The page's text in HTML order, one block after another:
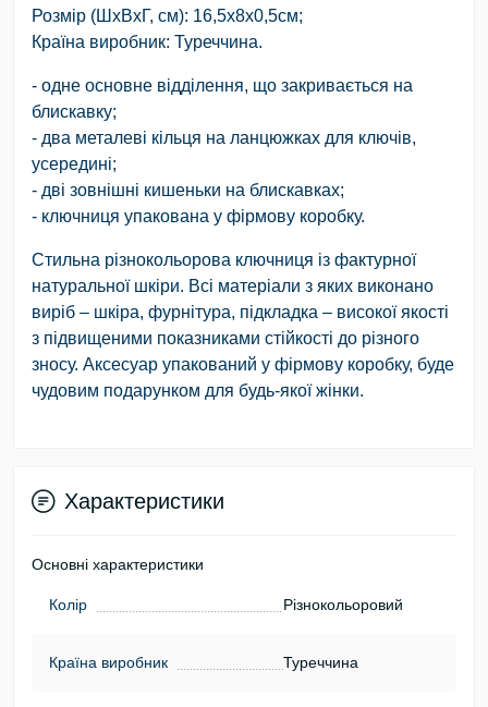
Розмір (ШхВхГ, см): 16,5х8х0,5см;
Країна виробник: Туреччина.
- одне основне відділення, що закривається на
блискавку;
- два металеві кільця на ланцюжках для ключів,
усередині;
- дві зовнішні кишеньки на блискавках;
- ключниця упакована у фірмову коробку.
Стильна різнокольорова ключниця із фактурної
натуральної шкіри. Всі матеріали з яких виконано
виріб – шкіра, фурнітура, підкладка – високої якості
з підвищеними показниками стійкості до різного
зносу. Аксесуар упакований у фірмову коробку, буде
чудовим подарунком для будь-якої жінки.
Характеристики
Основні характеристики
Колір Різнокольоровий
Країна виробник Туреччина